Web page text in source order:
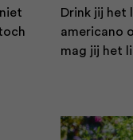
Drink jij het
americano
mag jij het